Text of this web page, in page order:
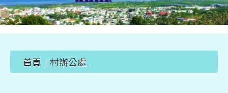
公所介紹
觀光導覽
便民服務
首頁 /村辦公處